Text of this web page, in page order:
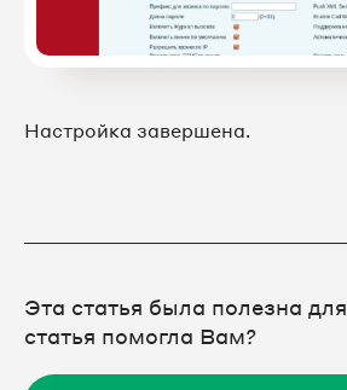
Настройка завершена.
Эта статья была полезна для
статья помогла Вам?